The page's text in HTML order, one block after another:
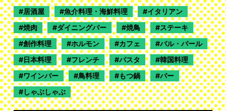
居酒屋 魚介料理・海鮮料理
イタリアン
焼肉
ダイニングバー 焼鳥
ステーキ
創作料理
ホルモン カフェ
バル・バール
日本料理
フレンチ パスタ
韓国料理
ワインバー
鳥料理 もつ鍋
バー
しゃぶしゃぶ